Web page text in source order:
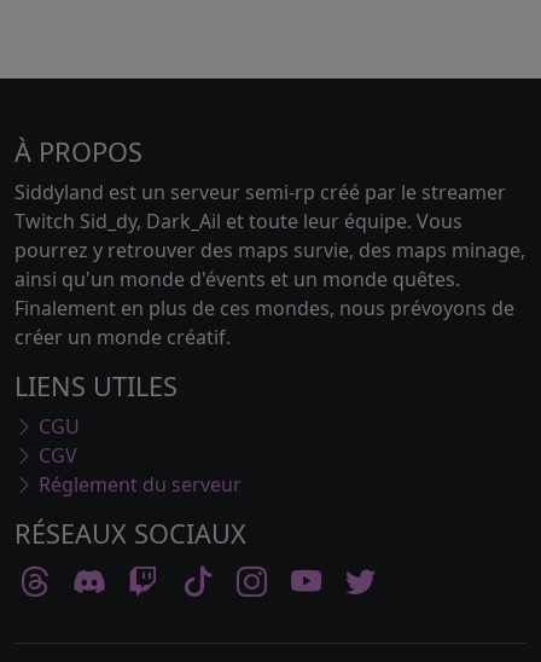
À PROPOS
Siddyland est un serveur semi-rp créé par le streamer
Twitch Sid_dy, Dark_Ail et toute leur équipe. Vous
pourrez y retrouver des maps survie, des maps minage,
ainsi qu'un monde d'évents et un monde quêtes.
Finalement en plus de ces mondes, nous prévoyons de
créer un monde créatif.
LIENS UTILES
CGU
CGV
Réglement du serveur
RÉSEAUX SOCIAUX